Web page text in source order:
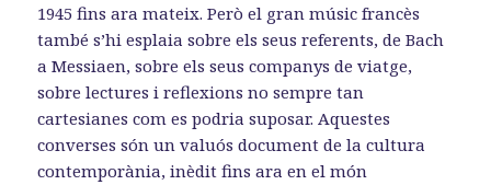
1945 fins ara mateix. Però el gran músic francès
també s’hi esplaia sobre els seus referents, de Bach
a Messiaen, sobre els seus companys de viatge,
sobre lectures i reflexions no sempre tan
cartesianes com es podria suposar. Aquestes
converses són un valuós document de la cultura
contemporània, inèdit fins ara en el món